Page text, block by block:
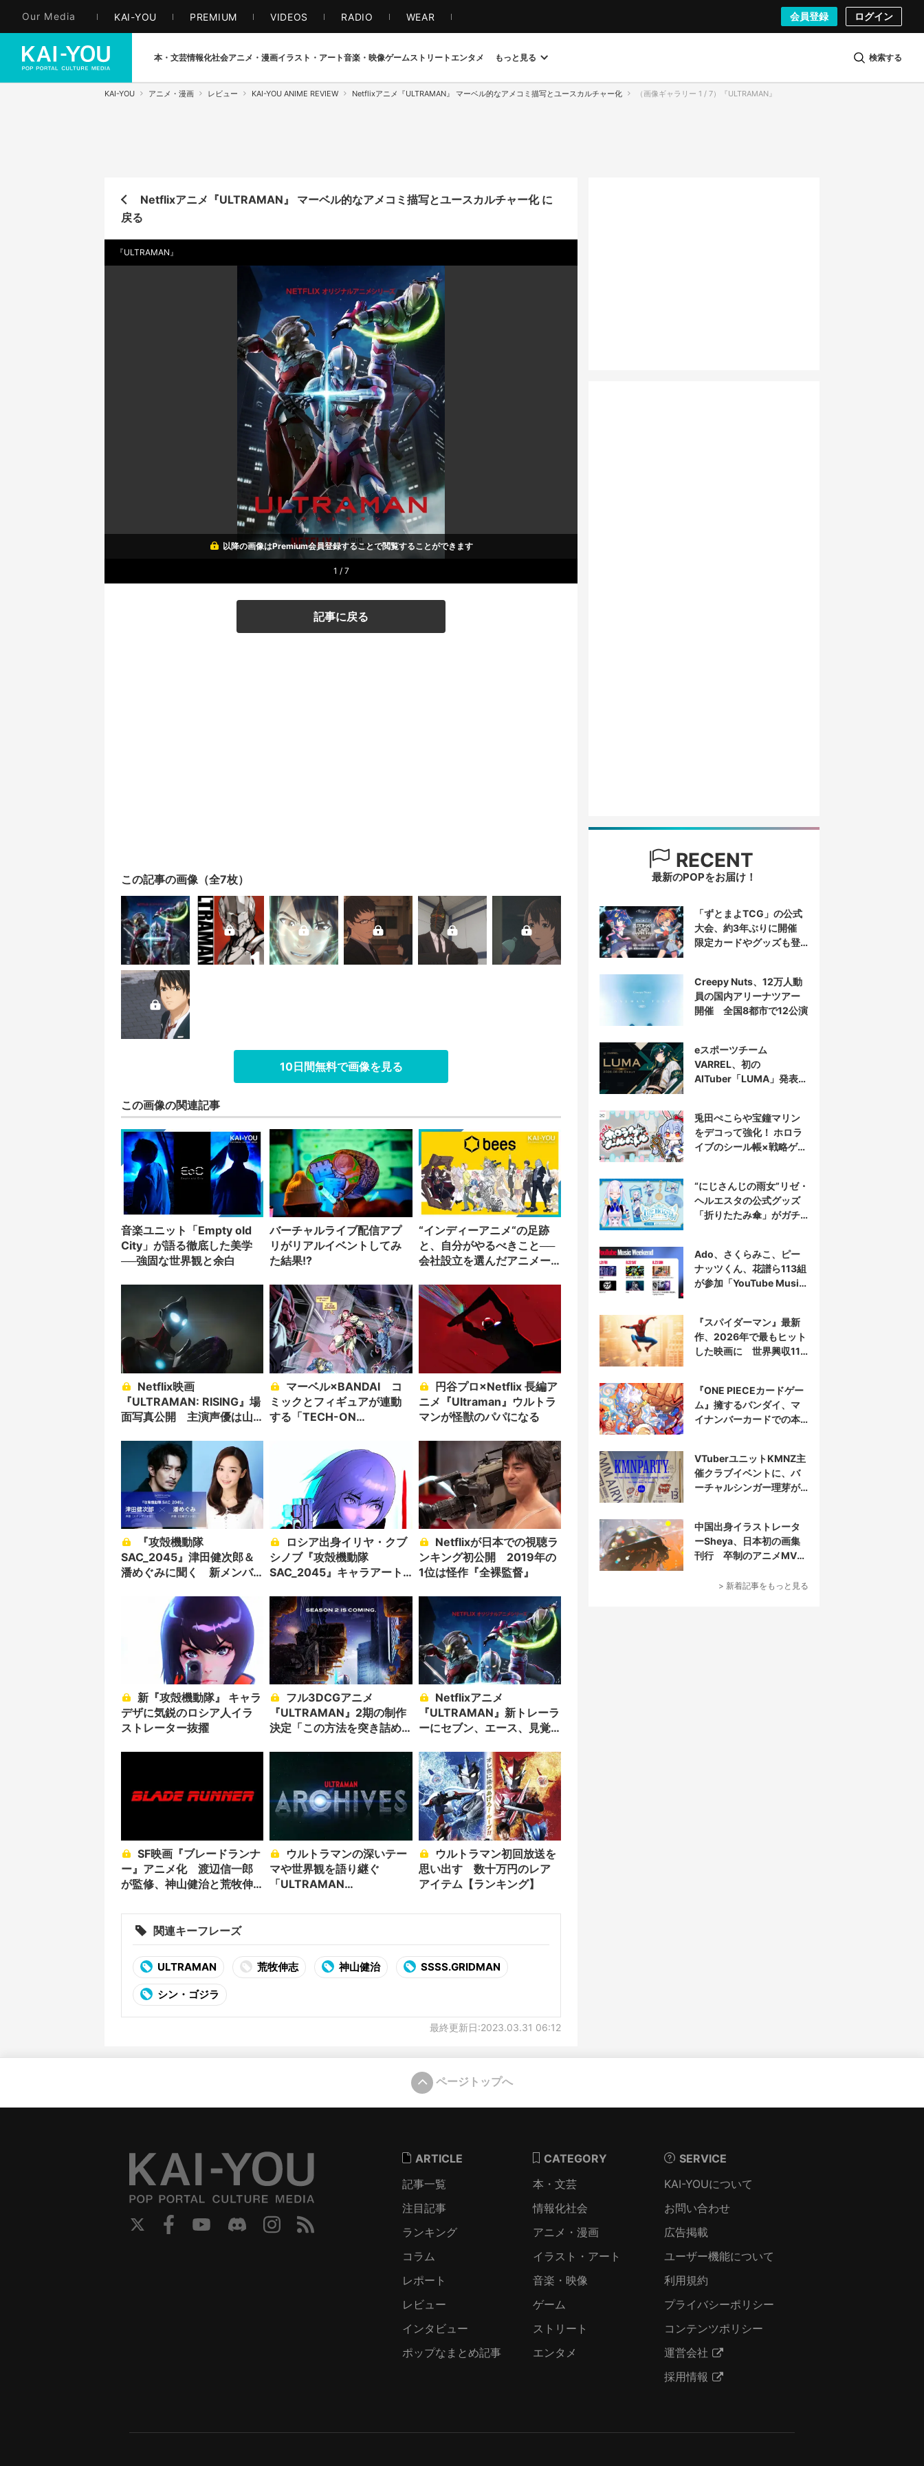
Our Media KAI-YOU PREMIUM VIDEOS RADIO WEAR 会員登録 ログイン
本・文芸情報化社会アニメ・漫画イラスト・アート音楽・映像ゲームストリート エンタメ もっと見る 検索する
KAI-YOU アニメ・漫画 レビュー KAI-YOU ANIME REVIEW Netflixアニメ『ULTRAMAN』 マーベル的なアメコミ描写とユースカルチャー化 （画像ギャラリー 1 / 7）『ULTRAMAN』
Netflixアニメ『ULTRAMAN』 マーベル的なアメコミ描写とユースカルチャー化 に
戻る
『ULTRAMAN』
以降の画像はPremium会員登録することで閲覧することができます
1 / 7
記事に戻る
この記事の画像（全7枚）
10日間無料で画像を見る
この画像の関連記事
音楽ユニット「Empty old
City」が語る徹底した美学
──強固な世界観と余白
バーチャルライブ配信アプ
リがリアルイベントしてみ
た結果!?
“インディーアニメ“の足跡
と、自分がやるべきこと──
会社設立を選んだアニメー
『ULTRAMAN: RISING』場
面写真公開 主演声優は山
ミックとフィギュアが連動
する「TECH-ON
ニメ『Ultraman』ウルトラ
マンが怪獣のパパになる
SAC_2045』津田健次郎＆
潘めぐみに聞く 新メンバ
シノブ『攻殻機動隊
SAC_2045』キャラアート
ンキング初公開 2019年の
1位は怪作『全裸監督』
デザに気鋭のロシア人イラ
ストレーター抜擢
『ULTRAMAN』2期の制作
決定「この方法を突き詰め
『ULTRAMAN』新トレーラ
ーにセブン、エース、見覚
ー』アニメ化 渡辺信一郎
が監修、神山健治と荒牧伸
マや世界観を語り継ぐ
「ULTRAMAN
思い出す 数十万円のレア
アイテム【ランキング】
関連キーフレーズ
ULTRAMAN 荒牧伸志 神山健治 SSSS.GRIDMAN
シン・ゴジラ
最終更新日:2023.03.31 06:12
RECENT
最新のPOPをお届け！
「ずとまよTCG」の公式
大会、約3年ぶりに開催
限定カードやグッズも登
Creepy Nuts、12万人動
員の国内アリーナツアー
開催 全国8都市で12公演
eスポーツチーム
VARREL、初の
AITuber「LUMA」発表
兎田ぺこらや宝鐘マリン
をデコって強化！ ホロラ
イブのシール帳×戦略ゲー
“にじさんじの雨女”リゼ・
ヘルエスタの公式グッズ
「折りたたみ傘」がガチ
Ado、さくらみこ、ピー
ナッツくん、花譜ら113組
が参加「YouTube Music
『スパイダーマン』最新
作、2026年で最もヒット
した映画に 世界興収11
『ONE PIECEカードゲー
ム』擁するバンダイ、マ
イナンバーカードでの本
VTuberユニットKMNZ主
催クラブイベントに、バ
ーチャルシンガー理芽が
中国出身イラストレータ
ーSheya、日本初の画集
刊行 卒制のアニメMVが
> 新着記事をもっと見る
ページトップへ
ARTICLE
記事一覧
注目記事
ランキング
コラム
レポート
レビュー
インタビュー
ポップなまとめ記事
CATEGORY
本・文芸
情報化社会
アニメ・漫画
イラスト・アート
音楽・映像
ゲーム
ストリート
エンタメ
SERVICE
KAI-YOUについて
お問い合わせ
広告掲載
ユーザー機能について
利用規約
プライバシーポリシー
コンテンツポリシー
運営会社
採用情報